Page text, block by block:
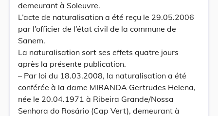
demeurant à Soleuvre.
L’acte de naturalisation a été reçu le 29.05.2006
par l’officier de l’état civil de la commune de
Sanem.
La naturalisation sort ses effets quatre jours
après la présente publication.
– Par loi du 18.03.2008, la naturalisation a été
conférée à la dame MIRANDA Gertrudes Helena,
née le 20.04.1971 à Ribeira Grande/Nossa
Senhora do Rosário (Cap Vert), demeurant à